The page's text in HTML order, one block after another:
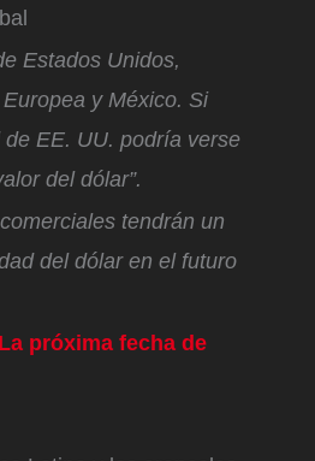
Estados Unidos,
y México. Si
EE. UU. podría verse
del dólar”.
tendrán un
del dólar en el futuro
próxima fecha de